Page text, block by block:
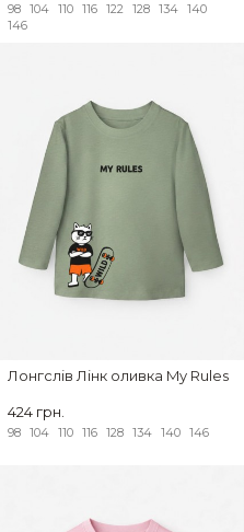
98 104 110 116 122 128 134
140
146
Лонгслів Лінк оливка My Rules
424 грн.
98 104 110 116 128 134 140 146